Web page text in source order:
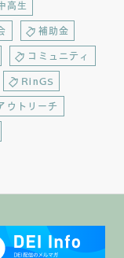
高生
補助金
コミュニティ
RinGS
ウトリーチ